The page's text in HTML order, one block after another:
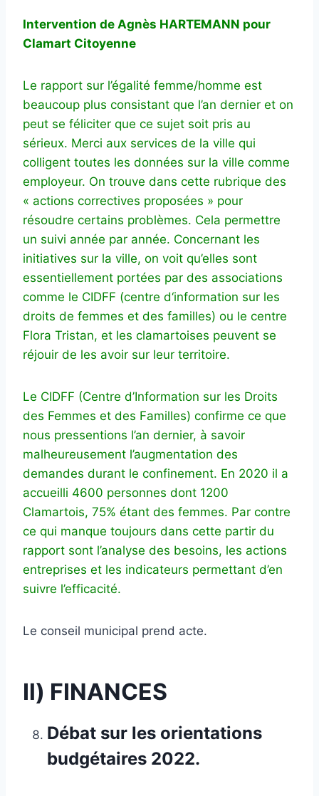
Intervention de Agnès HARTEMANN pour
Clamart Citoyenne
Le rapport sur l’égalité femme/homme est
beaucoup plus consistant que l’an dernier et on
peut se féliciter que ce sujet soit pris au
sérieux. Merci aux services de la ville qui
colligent toutes les données sur la ville comme
employeur. On trouve dans cette rubrique des
« actions correctives proposées » pour
résoudre certains problèmes. Cela permettre
un suivi année par année. Concernant les
initiatives sur la ville, on voit qu’elles sont
essentiellement portées par des associations
comme le CIDFF (centre d‘information sur les
droits de femmes et des familles) ou le centre
Flora Tristan, et les clamartoises peuvent se
réjouir de les avoir sur leur territoire.
Le CIDFF (Centre d’Information sur les Droits
des Femmes et des Familles) confirme ce que
nous pressentions l’an dernier, à savoir
malheureusement l’augmentation des
demandes durant le confinement. En 2020 il a
accueilli 4600 personnes dont 1200
Clamartois, 75% étant des femmes. Par contre
ce qui manque toujours dans cette partir du
rapport sont l’analyse des besoins, les actions
entreprises et les indicateurs permettant d’en
suivre l’efficacité.
Le conseil municipal prend acte.
Il) FINANCES
Débat sur les orientations
budgétaires 2022.